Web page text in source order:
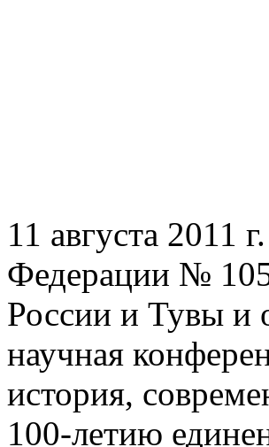
11 августа 2011
Федерации №
России и Тувы и
научная
история,
100-летию